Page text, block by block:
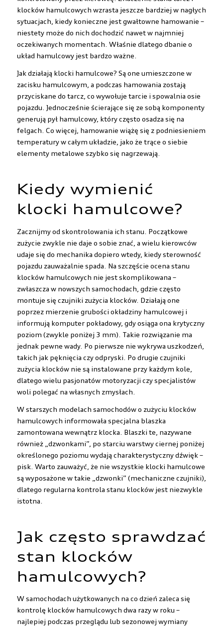
klocków hamulcowych wzrasta jeszcze bardziej w nagłych
sytuacjach, kiedy konieczne jest gwałtowne hamowanie –
niestety może do nich dochodzić nawet w najmniej
oczekiwanych momentach. Właśnie dlatego dbanie o
układ hamulcowy jest bardzo ważne.
Jak działają klocki hamulcowe? Są one umieszczone w
zacisku hamulcowym, a podczas hamowania zostają
przyciskane do tarcz, co wywołuje tarcie i spowalnia osie
pojazdu. Jednocześnie ścierające się ze sobą komponenty
generują pył hamulcowy, który często osadza się na
felgach. Co więcej, hamowanie wiążę się z podniesieniem
temperatury w całym układzie, jako że trące o siebie
elementy metalowe szybko się nagrzewają.
Kiedy wymienić
klocki hamulcowe?
Zacznijmy od skontrolowania ich stanu. Początkowe
zużycie zwykle nie daje o sobie znać, a wielu kierowców
udaje się do mechanika dopiero wtedy, kiedy sterowność
pojazdu zauważalnie spada. Na szczęście ocena stanu
klocków hamulcowych nie jest skomplikowana –
zwłaszcza w nowszych samochodach, gdzie często
montuje się czujniki zużycia klocków. Działają one
poprzez mierzenie grubości okładziny hamulcowej i
informują komputer pokładowy, gdy osiąga ona krytyczny
poziom (zwykle poniżej 3 mm). Takie rozwiązanie ma
jednak pewne wady. Po pierwsze nie wykrywa uszkodzeń,
takich jak pęknięcia czy odpryski. Po drugie czujniki
zużycia klocków nie są instalowane przy każdym kole,
dlatego wielu pasjonatów motoryzacji czy specjalistów
woli polegać na własnych zmysłach.
W starszych modelach samochodów o zużyciu klocków
hamulcowych informowała specjalna blaszka
zamontowana wewnątrz klocka. Blaszki te, nazywane
również „dzwonkami”, po starciu warstwy ciernej poniżej
określonego poziomu wydają charakterystyczny dźwięk –
pisk. Warto zauważyć, że nie wszystkie klocki hamulcowe
są wyposażone w takie „dzwonki” (mechaniczne czujniki),
dlatego regularna kontrola stanu klocków jest niezwykle
istotna.
Jak często sprawdzać
stan klocków
hamulcowych?
W samochodach użytkowanych na co dzień zaleca się
kontrolę klocków hamulcowych dwa razy w roku –
najlepiej podczas przeglądu lub sezonowej wymiany